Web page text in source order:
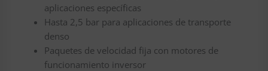
aplicaciones específicas
Hasta 2,5 bar para aplicaciones de transporte
denso
Paquetes de velocidad fija con motores de
funcionamiento inversor